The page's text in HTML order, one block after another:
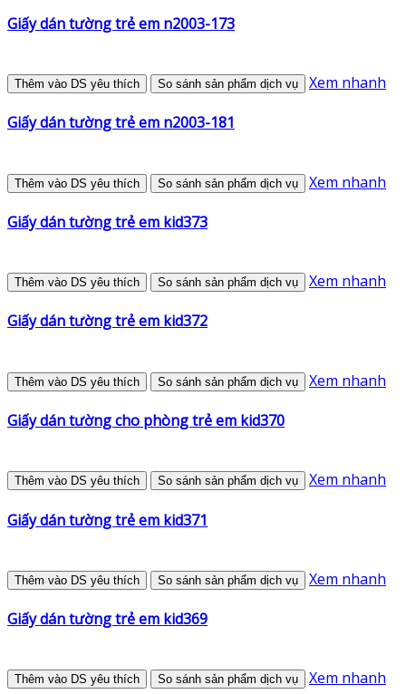
Giấy dán tường trẻ em n2003-173
Thêm vào DS yêu thích So sánh sản phẩm dịch vụ Xem nhanh
Giấy dán tường trẻ em n2003-181
Thêm vào DS yêu thích So sánh sản phẩm dịch vụ Xem nhanh
Giấy dán tường trẻ em kid373
Thêm vào DS yêu thích So sánh sản phẩm dịch vụ Xem nhanh
Giấy dán tường trẻ em kid372
Thêm vào DS yêu thích So sánh sản phẩm dịch vụ Xem nhanh
Giấy dán tường cho phòng trẻ em kid370
Thêm vào DS yêu thích So sánh sản phẩm dịch vụ Xem nhanh
Giấy dán tường trẻ em kid371
Thêm vào DS yêu thích So sánh sản phẩm dịch vụ Xem nhanh
Giấy dán tường trẻ em kid369
Thêm vào DS yêu thích So sánh sản phẩm dịch vụ Xem nhanh